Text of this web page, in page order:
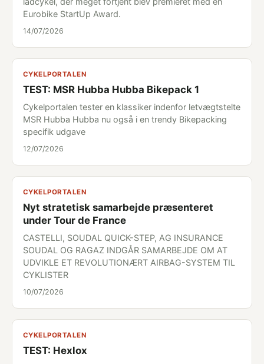
Eurobike StartUp Award.
14/07/2026
CYKELPORTALEN
TEST: MSR Hubba Hubba Bikepack 1
Cykelportalen tester en klassiker indenfor letvægtstelte
MSR Hubba Hubba nu også i en trendy Bikepacking
specifik udgave
12/07/2026
CYKELPORTALEN
Nyt stratetisk samarbejde præsenteret
under Tour de France
CASTELLI, SOUDAL QUICK-STEP, AG INSURANCE
SOUDAL OG RAGAZ INDGÅR SAMARBEJDE OM AT
UDVIKLE ET REVOLUTIONÆRT AIRBAG-SYSTEM TIL
CYKLISTER
10/07/2026
CYKELPORTALEN
TEST: Hexlox